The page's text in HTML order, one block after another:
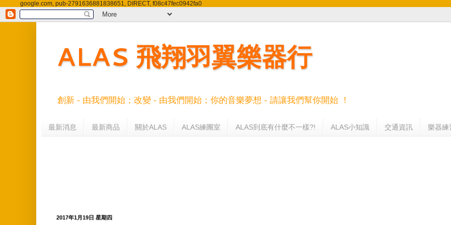
google.com, pub-2791636881838651, DIRECT, f08c47fec0942fa0
ALAS 飛翔羽翼樂器行
創新 - 由我們開始；改變 - 由我們開始；你的音樂夢想 - 請讓我們幫你開始 ！
最新消息 最新商品 關於ALAS ALAS練團室 ALAS到底有什麼不一樣?! ALAS小知識 交通資訊 樂器練
2017年1月19日 星期四